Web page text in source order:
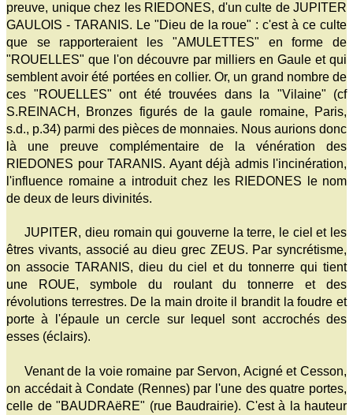
preuve, unique chez les RIEDONES, d'un culte de JUPITER
GAULOIS - TARANIS. Le "Dieu de la roue" : c'est à ce culte
que se rapporteraient les "AMULETTES" en forme de
"ROUELLES" que l'on découvre par milliers en Gaule et qui
semblent avoir été portées en collier. Or, un grand nombre de
ces "ROUELLES" ont été trouvées dans la "Vilaine" (cf
S.REINACH, Bronzes figurés de la gaule romaine, Paris,
s.d., p.34) parmi des pièces de monnaies. Nous aurions donc
là une preuve complémentaire de la vénération des
RIEDONES pour TARANIS. Ayant déjà admis l'incinération,
l'influence romaine a introduit chez les RIEDONES le nom
de deux de leurs divinités.
JUPITER, dieu romain qui gouverne la terre, le ciel et les
êtres vivants, associé au dieu grec ZEUS. Par syncrétisme,
on associe TARANIS, dieu du ciel et du tonnerre qui tient
une ROUE, symbole du roulant du tonnerre et des
révolutions terrestres. De la main droite il brandit la foudre et
porte à l'épaule un cercle sur lequel sont accrochés des
esses (éclairs).
Venant de la voie romaine par Servon, Acigné et Cesson,
on accédait à Condate (Rennes) par l'une des quatre portes,
celle de "BAUDRAëRE" (rue Baudrairie). C'est à la hauteur